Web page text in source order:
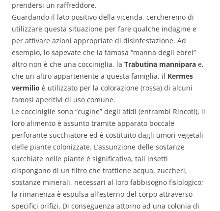
prendersi un raffreddore.
Guardando il lato positivo della vicenda, cercheremo di
utilizzare questa situazione per fare qualche indagine e
per attivare azioni appropriate di disinfestazione. Ad
esempio, lo sapevate che la famosa “manna degli ebrei”
altro non è che una cocciniglia, la Trabutina mannipara e,
che un altro appartenente a questa famiglia, il Kermes
vermilio è utilizzato per la colorazione (rossa) di alcuni
famosi aperitivi di uso comune.
Le cocciniglie sono “cugine” degli afidi (entrambi Rincoti), il
loro alimento è assunto tramite apparato boccale
perforante succhiatore ed è costituito dagli umori vegetali
delle piante colonizzate. L’assunzione delle sostanze
succhiate nelle piante è significativa, tali insetti
dispongono di un filtro che trattiene acqua, zuccheri,
sostanze minerali, necessari al loro fabbisogno fisiologico;
la rimanenza è espulsa all’esterno del corpo attraverso
specifici orifizi. Di conseguenza attorno ad una colonia di